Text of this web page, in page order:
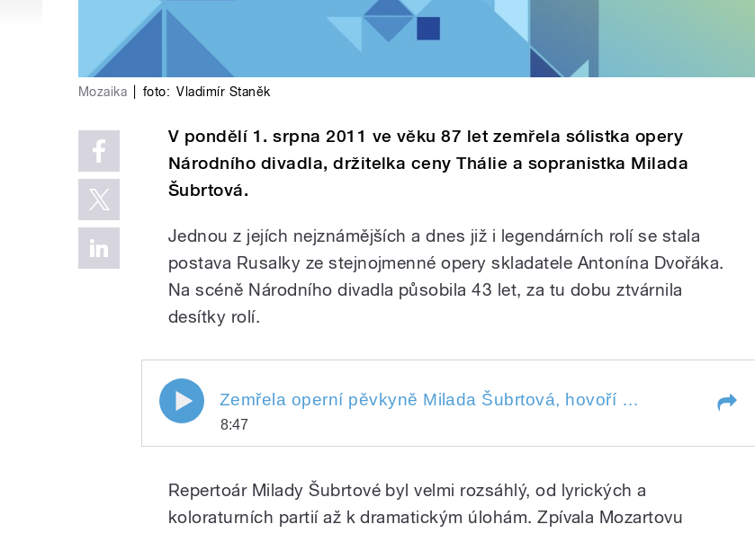
Mozaika foto: Vladimír Staněk
V pondělí 1. srpna 2011 ve věku 87 let zemřela sólistka opery
Národního divadla, držitelka ceny Thálie a sopranistka Milada
Šubrtová.
Jednou z jejích nejznámějších a dnes již i legendárních rolí se stala
postava Rusalky ze stejnojmenné opery skladatele Antonína Dvořáka.
Na scéně Národního divadla působila 43 let, za tu dobu ztvárnila
desítky rolí.
Zemřela operní pěvkyně Milada Šubrtová, hovoří Ivan Ruml
Zemřela operní pěvkyně Milada Šubrtová, hovoří Ivan Ruml
8:47
Repertoár Milady Šubrtové byl velmi rozsáhlý, od lyrických a
koloraturních partií až k dramatickým úlohám. Zpívala Mozartovu